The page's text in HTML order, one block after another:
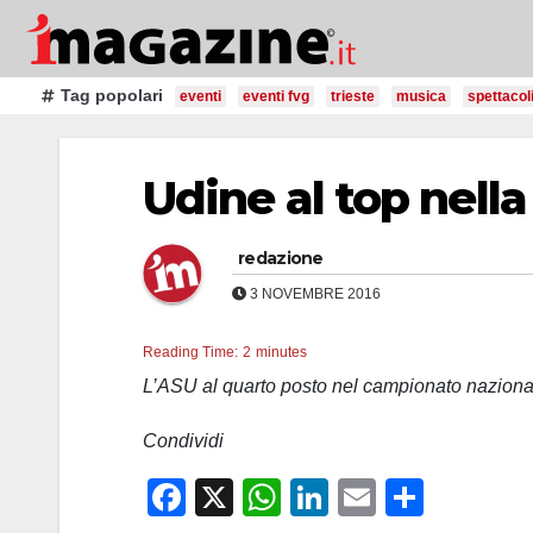
Salta
contenutoTag popolari eventi eventi fvg trieste musica spettacoli
Udine al top
redazione
3 NOVEMBRE 2016
Reading Time: 2 minutes
L’ASU al quarto posto nel campionato
Condividi
F
X
W
Li
E